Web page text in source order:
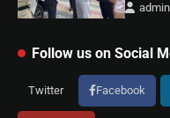
admin
Follow us on Social
Twitter Facebook